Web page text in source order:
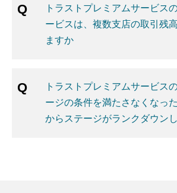
トラストプレミアムサービス
ービスは、複数支店の取引残
ますか
トラストプレミアムサービス
ージの条件を満たさなくなっ
からステージがランクダウン